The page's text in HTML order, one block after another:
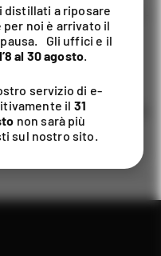
labrusca (uva
aroma delle
avvolgente,
la piacevolissima acidità
delle fragole
distillati a riposare
noi è arrivato il
Gli uffici e il
al 30 agosto.
servizio di e-
il 31
non sarà più
sul nostro sito.